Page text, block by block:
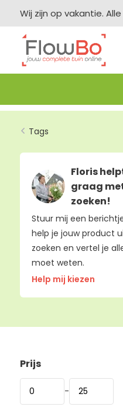
Wij zijn op vakantie.
Tags
Floris
graag
zoeken!
Stuur mij een
help je jouw product
zoeken en vertel je
moet weten.
Help mij kiezen
Prijs
-